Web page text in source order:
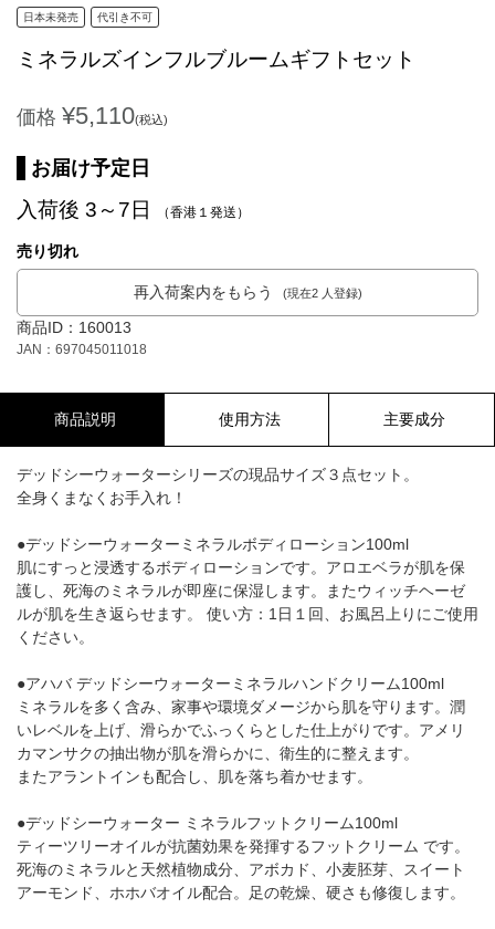
日本未発売 代引き不可
ミネラルズインフルブルームギフトセット
価格 ¥5,110(税込)
お届け予定日
入荷後 3～7日 （香港１発送）
売り切れ
再入荷案内をもらう (現在2 人登録)
商品ID：160013
JAN：697045011018
商品説明 使用方法 主要成分
デッドシーウォーターシリーズの現品サイズ３点セット。
全身くまなくお手入れ！
●デッドシーウォーターミネラルボディローション100ml
肌にすっと浸透するボディローションです。アロエベラが肌を保
護し、死海のミネラルが即座に保湿します。またウィッチヘーゼ
ルが肌を生き返らせます。 使い方：1日１回、お風呂上りにご使用
ください。
●アハバ デッドシーウォーターミネラルハンドクリーム100ml
ミネラルを多く含み、家事や環境ダメージから肌を守ります。潤
いレベルを上げ、滑らかでふっくらとした仕上がりです。アメリ
カマンサクの抽出物が肌を滑らかに、衛生的に整えます。
またアラントインも配合し、肌を落ち着かせます。
●デッドシーウォーター ミネラルフットクリーム100ml
ティーツリーオイルが抗菌効果を発揮するフットクリーム です。
死海のミネラルと天然植物成分、アボカド、小麦胚芽、スイート
アーモンド、ホホバオイル配合。足の乾燥、硬さも修復します。